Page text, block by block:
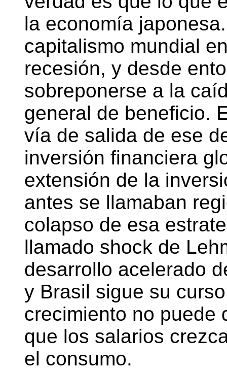
la economía
capitalismo mundial
recesión, y desde
sobreponerse a la
general de beneficio.
vía de salida de ese
inversión financiera
extensión de la
antes se llamaban
colapso de esa
llamado shock de
desarrollo acelerado
y Brasil sigue su
crecimiento no puede
que los salarios
el consumo.